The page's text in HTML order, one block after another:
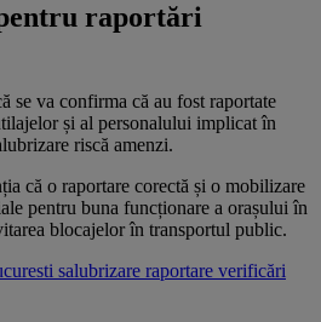
raportări
se va confirma că au fost raportate
și al personalului implicat în
riscă amenzi.
că o raportare corectă și o mobilizare
pentru buna funcționare a orașului în
blocajelor în transportul public.
salubrizare raportare verificări